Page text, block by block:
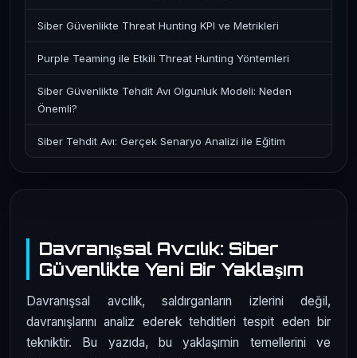
Davranışsal Avcılık: Siber
Güvenlikte Yeni Bir Yaklaşım
Davranışsal avcılık, saldırganların izlerini değil,
davranışlarını analiz ederek tehditleri tespit eden bir
tekniktir. Bu yazıda, bu yaklaşımin temellerini ve
Siber Güvenlikte Threat Hunting KPI ve Metrikleri
Purple Teaming ile Etkili Threat Hunting Yöntemleri
Siber Güvenlikte Tehdit Avı Olgunluk Modeli: Neden
Önemli?
Siber Tehdit Avı: Gerçek Senaryo Analizi ile Eğitim